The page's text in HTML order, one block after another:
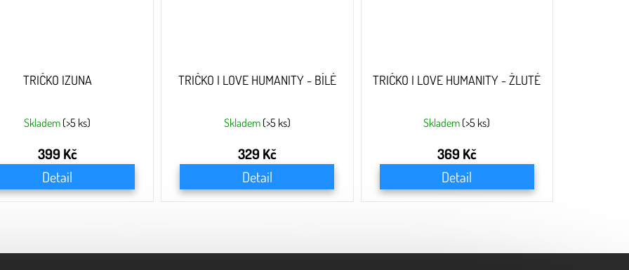
TRIČKO IZUNA
Skladem (>5 ks)
399 Kč
Detail
TRIČKO I LOVE HUMANITY - BÍLÉ
Skladem (>5 ks)
329 Kč
Detail
TRIČKO I LOVE HUMANITY - ŽLUTÉ
Skladem (>5 ks)
369 Kč
Detail
l